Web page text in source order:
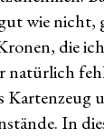
wie nicht,
die
natürlich
Kartenzeug
In